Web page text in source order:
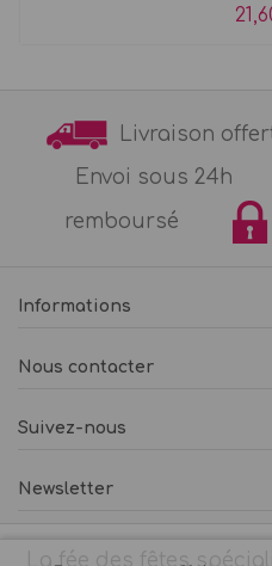
Livraison
Envoi sous
remboursé
Informations
Nous contacter
Suivez-nous
Newsletter
La fée des fêtes